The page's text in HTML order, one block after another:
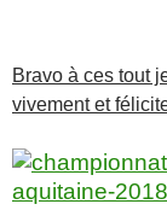
Bravo à ces tout
vivement et